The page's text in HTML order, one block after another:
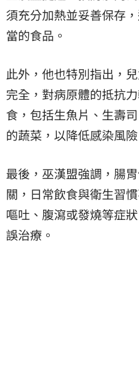
須充分加熱並妥善保存
當的食品。
此外，他也特別指出，
完全，對病原體的抵抗
食，包括生魚片、生壽
的蔬菜，以降低感染風險
最後，巫漢盟強調，腸
關，日常飲食與衛生習
嘔吐、腹瀉或發燒等症
誤治療。